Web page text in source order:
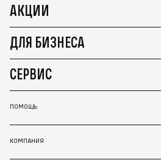
АКЦИИ
ДЛЯ БИЗНЕСА
СЕРВИС
ПОМОЩЬ
КОМПАНИЯ